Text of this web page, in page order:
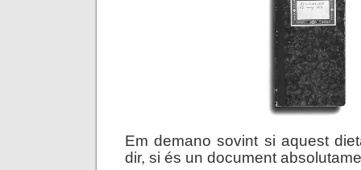
Em demano sovint si aquest
dir, si és un document